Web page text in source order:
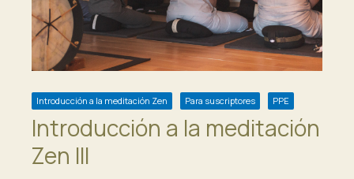
Introducción a la meditación Zen Para suscriptores PPE
Introducción a la meditación
Zen III